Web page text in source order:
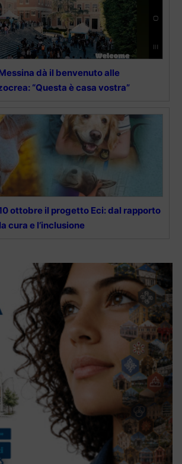
dà il benvenuto alle
“Questa è casa vostra”
ottobre il progetto Eci: dal rapporto
cura e l’inclusione